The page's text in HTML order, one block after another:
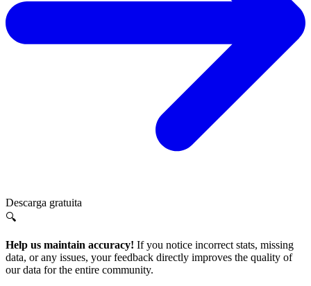
Descarga gratuita
🔍
Help us maintain accuracy! If you notice incorrect stats, missing
data, or any issues, your feedback directly improves the quality of
our data for the entire community.